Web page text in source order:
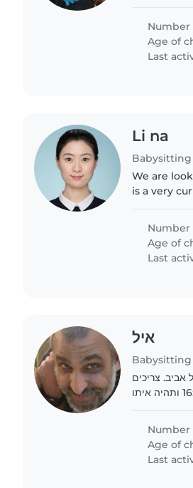
Number
Age of
Last
Li na
Babysitting
We are
is a very
quite
Number
Age of
Last
איל
Babysitting
בצפון תל אביב. צריכים
בייביסיטר שתוציא את הילד בן 4 מהגן בסביבות 16:00 ותהיה איתו
Number
Age of
Last